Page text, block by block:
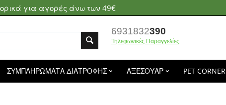
για αγορές άνω των 49€
6931832390
Τηλεφωνικές Παραγγελίες
ΣΥΜΠΛΗΡΩΜΑΤΑ ΔΙΑΤΡΟΦΗΣ ΑΞΕΣΟΥΑΡ PET CORNER